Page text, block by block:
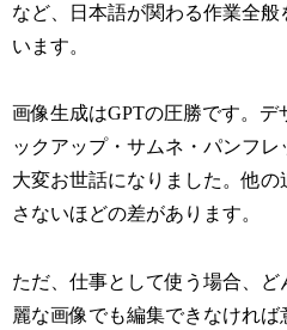
など、日本語が関わる作業全般
います。
画像生成はGPTの圧勝です。デ
ックアップ・サムネ・パンフレ
大変お世話になりました。他の
さないほどの差があります。
ただ、仕事として使う場合、ど
麗な画像でも編集できなければ